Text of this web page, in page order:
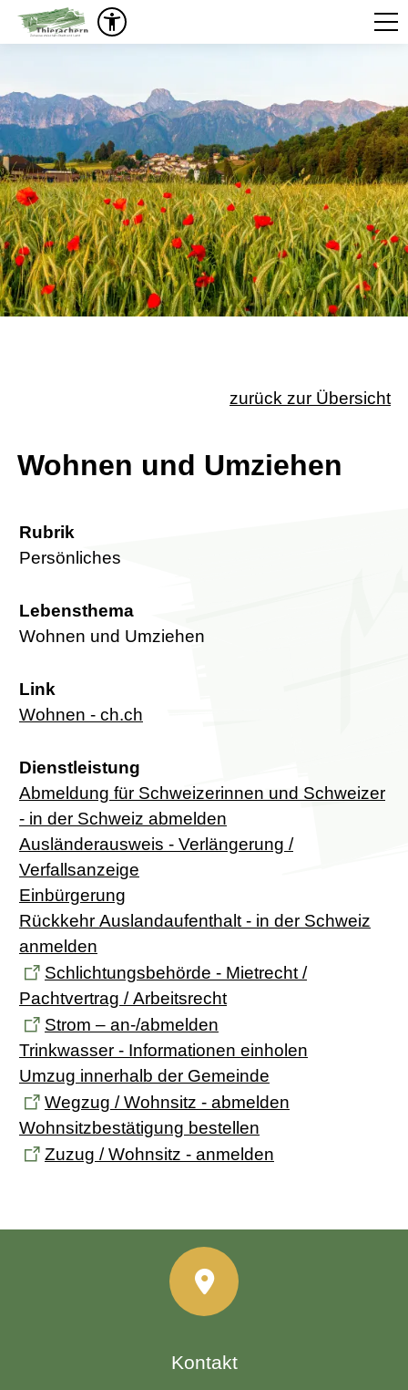
zurück zur Übersicht
Wohnen und Umziehen
Rubrik
Persönliches
Lebensthema
Wohnen und Umziehen
Link
Wohnen - ch.ch
Dienstleistung
Abmeldung für Schweizerinnen und Schweizer
- in der Schweiz abmelden
Ausländerausweis - Verlängerung /
Verfallsanzeige
Einbürgerung
Rückkehr Auslandaufenthalt - in der Schweiz
anmelden
Schlichtungsbehörde - Mietrecht /
Pachtvertrag / Arbeitsrecht
Strom – an-/abmelden
Trinkwasser - Informationen einholen
Umzug innerhalb der Gemeinde
Wegzug / Wohnsitz - abmelden
Wohnsitzbestätigung bestellen
Zuzug / Wohnsitz - anmelden
Kontakt